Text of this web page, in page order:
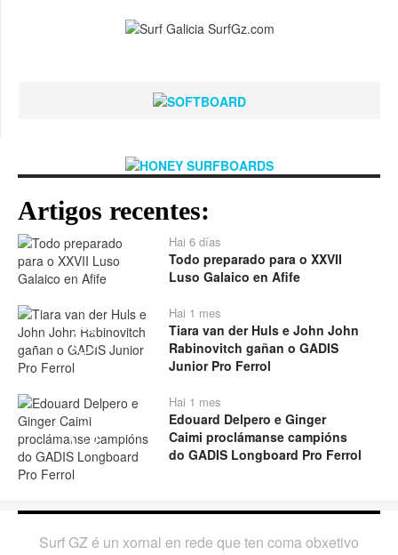
Artigos recentes:
Hai 6 días
Todo preparado para o XXVII
Luso Galaico en Afife
Hai 1 mes
Tiara van der Huls e John John
Rabinovitch gañan o GADIS
Junior Pro Ferrol
Play
Hai 1 mes
Edouard Delpero e Ginger
Caimi proclámanse campións
do GADIS Longboard Pro Ferrol
Surf GZ é un xornal en rede que ten coma obxetivo